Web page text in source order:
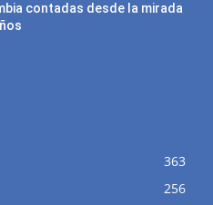
contadas desde la mirada
363
256